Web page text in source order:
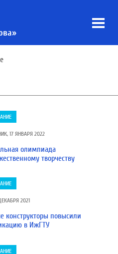
17 ЯНВАРЯ 2022
олимпиада
творчеству
2021
конструкторы повысили
в ИжГТУ